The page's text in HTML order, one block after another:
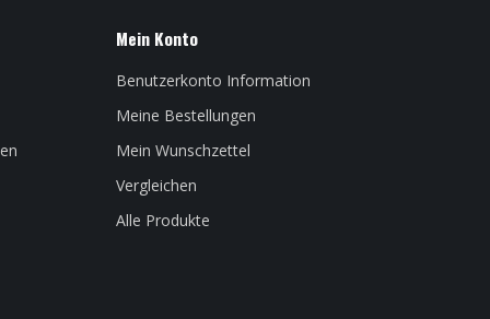
Mein Konto
Benutzerkonto Information
Meine Bestellungen
Mein Wunschzettel
Vergleichen
Alle Produkte